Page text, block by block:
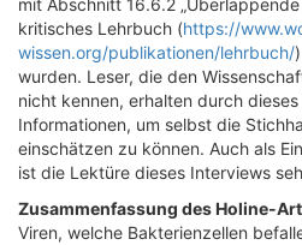
mit Abschnitt 16.6.2 „Überlappende
kritisches Lehrbuch (https://
wissen.org/publikationen/lehrbuch/
wurden. Leser, die den
nicht kennen, erhalten durch
Informationen, um selbst die
einschätzen zu können. Auch als
ist die Lektüre dieses Interviews
Zusammenfassung des Holine-
Viren, welche Bakterienzellen